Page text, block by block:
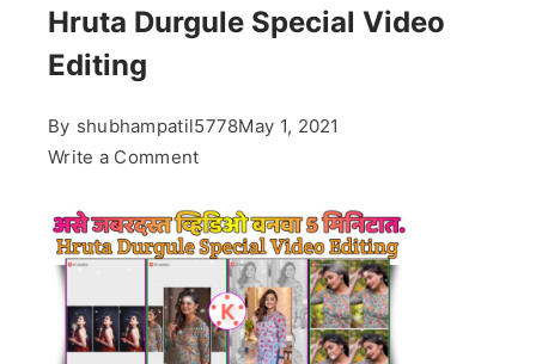
Hruta Durgule Special Video
Editing
By shubhampatil5778May 1, 2021
Write a Commenton
Durgule
Special
Video
Editing